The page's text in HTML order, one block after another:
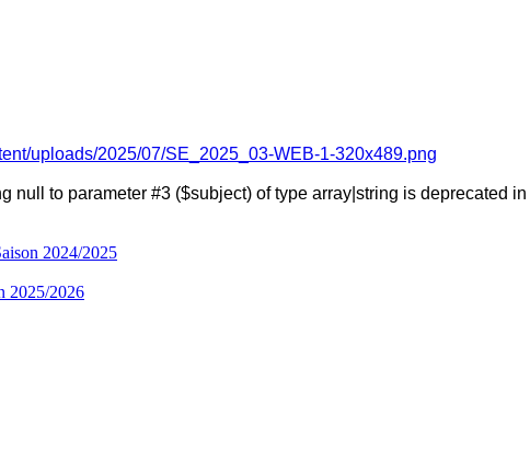
null to parameter #3 ($subject) of type array|string is deprecated in
2024/2025
2025/2026